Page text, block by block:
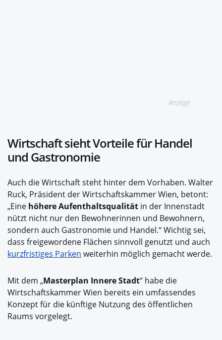
Anzeige
Wirtschaft sieht Vorteile für Handel
und Gastronomie
Auch die Wirtschaft steht hinter dem Vorhaben. Walter
Ruck, Präsident der Wirtschaftskammer Wien, betont:
„Eine höhere Aufenthaltsqualität in der Innenstadt
nützt nicht nur den Bewohnerinnen und Bewohnern,
sondern auch Gastronomie und Handel.“ Wichtig sei,
dass freigewordene Flächen sinnvoll genutzt und auch
kurzfristiges Parken weiterhin möglich gemacht werde.
Mit dem „Masterplan Innere Stadt“ habe die
Wirtschaftskammer Wien bereits ein umfassendes
Konzept für die künftige Nutzung des öffentlichen
Raums vorgelegt.